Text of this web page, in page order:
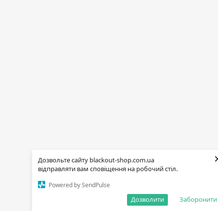
Дозвольте сайту blackout-shop.com.ua
відправляти вам сповіщення на робочий стіл.
Powered by SendPulse
Заборонити
Дозволити